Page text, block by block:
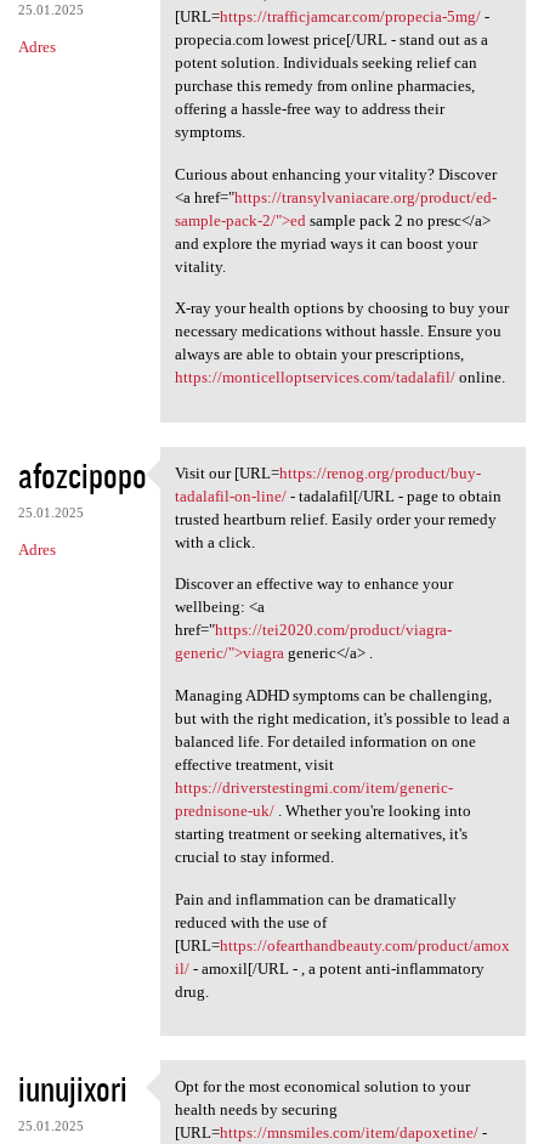
25.01.2025
Adres
[URL=https://trafficjamcar.com/propecia-5mg/-
propecia.com lowest price[/URL - stand out as a
potent solution. Individuals seeking relief can
purchase this remedy from online pharmacies,
offering a hassle-free way to address their
symptoms.
Curious about enhancing your vitality? Discover
<a href="https://transylvaniacare.org/product/ed-
sample-pack-2/">ed sample pack 2 no presc</a>
and explore the myriad ways it can boost your
vitality.
X-ray your health options by choosing to buy your
necessary medications without hassle. Ensure you
always are able to obtain your prescriptions,
https://monticelloptservices.com/tadalafil/online.
afozcipopo
25.01.2025
Adres
Visit our [URL=https://renog
Visit our [URL=https://renog.org/product/buy-
tadalafil-on-line/- tadalafil[/URL - page to obtain
trusted heartburn relief. Easily order your remedy
with a click.
Discover an effective way to enhance your
wellbeing: <a
href="https://tei2020.com/product/viagra-
generic/">viagrageneric</a> .
Managing ADHD symptoms can be challenging,
but with the right medication, it's possible to lead a
balanced life. For detailed information on one
effective treatment, visit
https://driverstestingmi.com/item/generic-
prednisone-uk/. Whether you're looking into
starting treatment or seeking alternatives, it's
crucial to stay informed.
Pain and inflammation can be dramatically
reduced with the use of
[URL=https://ofearthandbeauty.com/product/amox
il/- amoxil[/URL - , a potent anti-inflammatory
drug.
iunujixori
25.01.2025
Opt for the most economical
Opt for the most economical solution to your
health needs by securing
[URL=https://mnsmiles.com/item/dapoxetine/-